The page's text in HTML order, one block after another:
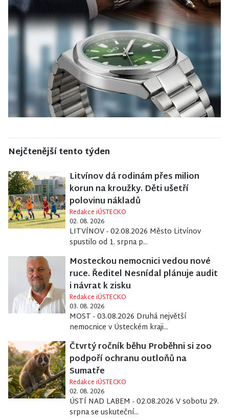
Nejčtenější tento týden
Litvínov dá rodinám přes milion
korun na kroužky. Děti ušetří
polovinu nákladů
Redakce iÚSTECKO
02. 08. 2026
LITVÍNOV - 02.08.2026 Město Litvínov
spustilo od 1. srpna p...
Mosteckou nemocnici vedou nové
ruce. Ředitel Nesnídal plánuje audit
i návrat k zisku
Redakce iÚSTECKO
03. 08. 2026
MOST - 03.08.2026 Druhá největší
nemocnice v Ústeckém kraji...
Čtvrtý ročník běhu Proběhni si zoo
podpoří ochranu outloňů na
Sumatře
Redakce iÚSTECKO
02. 08. 2026
ÚSTÍ NAD LABEM - 02.08.2026 V sobotu 29.
srpna se uskuteční...